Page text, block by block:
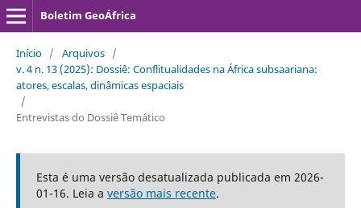
Boletim GeoÁfrica
Início / Arquivos /
v. 4 n. 13 (2025): Dossiê: Conflitualidades na África subsaariana:
atores, escalas, dinâmicas espaciais
/
Entrevistas do Dossiê Temático
Esta é uma versão desatualizada publicada em 2026-
01-16. Leia a versão mais recente.